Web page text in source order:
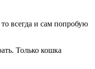
всегда и сам попробую
Только кошка